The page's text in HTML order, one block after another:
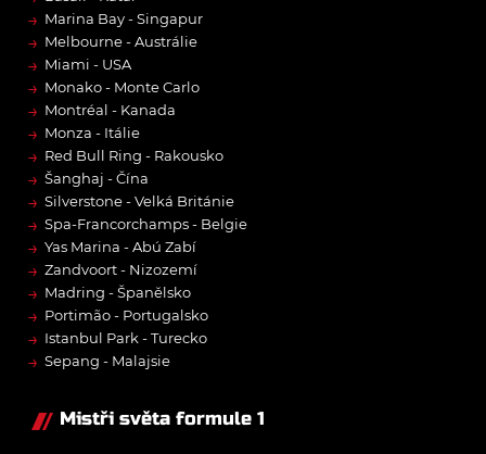
→ Marina Bay - Singapur
→ Melbourne - Austrálie
→ Miami - USA
→ Monako - Monte Carlo
→ Montréal - Kanada
→ Monza - Itálie
→ Red Bull Ring - Rakousko
→ Šanghaj - Čína
→ Silverstone - Velká Británie
→ Spa-Francorchamps - Belgie
→ Yas Marina - Abú Zabí
→ Zandvoort - Nizozemí
→ Madring - Španělsko
→ Portimão - Portugalsko
→ Istanbul Park - Turecko
→ Sepang - Malajsie
Mistři světa formule 1